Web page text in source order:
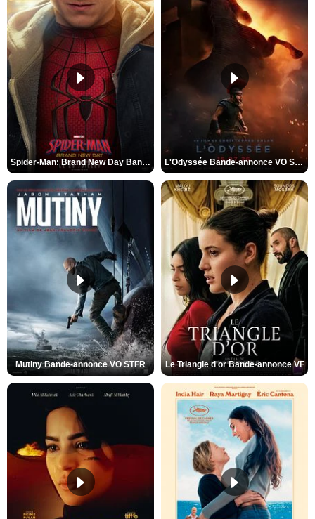
Spider-Man: Brand New Day Bande-annonce VO STFR L'Odyssée Bande-annonce VO STFR
Mutiny Bande-annonce VO STFR Le Triangle d'or Bande-annonce VF